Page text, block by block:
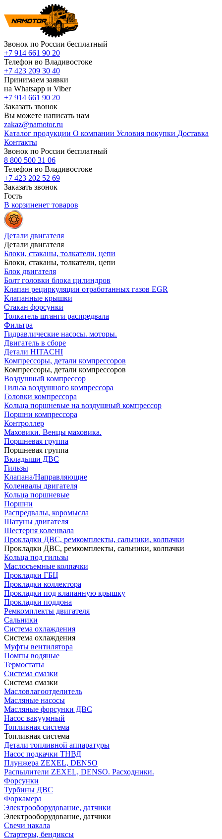
Звонок по России бесплатный
+7 914 661 90 20
Телефон во Владивостоке
+7 423 209 30 40
Принимаем заявки
на Whatsapp и Viber
+7 914 661 90 20
Заказать звонок
Вы можете написать нам
zakaz@namotor.ru
Каталог продукции О компании Условия покупки Доставка
Контакты
Звонок по России бесплатный
8 800 500 31 06
Телефон во Владивостоке
+7 423 202 52 69
Заказать звонок
Гость
В корзиненет товаров
Детали двигателя
Детали двигателя
Блоки, стаканы, толкатели, цепи
Блоки, стаканы, толкатели, цепи
Блок двигателя
Болт головки блока цилиндров
Клапан рециркуляции отработанных газов EGR
Клапанные крышки
Стакан форсунки
Толкатель штанги распредвала
Фильтра
Гидравлические насосы. моторы.
Двигатель в сборе
Детали HITACHI
Компрессоры, детали компрессоров
Компрессоры, детали компрессоров
Воздушный компрессор
Гильза воздушного компрессора
Головки компрессора
Кольца поршневые на воздушный компрессор
Поршни компрессора
Контроллер
Маховики. Венцы маховика.
Поршневая группа
Поршневая группа
Вкладыши ДВС
Гильзы
Клапана/Направляющие
Коленвалы двигателя
Кольца поршневые
Поршни
Распредвалы, коромысла
Шатуны двигателя
Шестерня коленвала
Прокладки ДВС, ремкомплекты, сальники, колпачки
Прокладки ДВС, ремкомплекты, сальники, колпачки
Кольца под гильзы
Маслосъемные колпачки
Прокладки ГБЦ
Прокладки коллектора
Прокладки под клапанную крышку
Прокладки поддона
Ремкомплекты двигателя
Сальники
Система охлаждения
Система охлаждения
Муфты вентилятора
Помпы водяные
Термостаты
Система смазки
Система смазки
Масловлагоотделитель
Масляные насосы
Масляные форсунки ДВС
Насос вакуумный
Топливная система
Топливная система
Детали топливной аппаратуры
Насос подкачки ТНВД
Плунжера ZEXEL, DENSO
Распылители ZEXEL, DENSO. Расходники.
Форсунки
Турбины ДВС
Форкамера
Электрооборудование, датчики
Электрооборудование, датчики
Свечи накала
Стартеры, бендиксы